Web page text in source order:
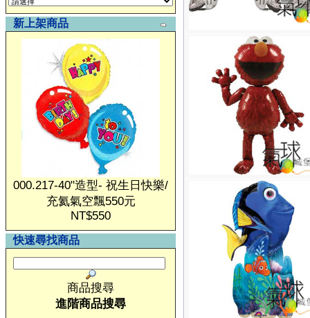
新上架商品
000.217-40"造型- 祝生日快樂/
充氦氣空飄550元
NT$550
快速尋找商品
商品搜尋
進階商品搜尋